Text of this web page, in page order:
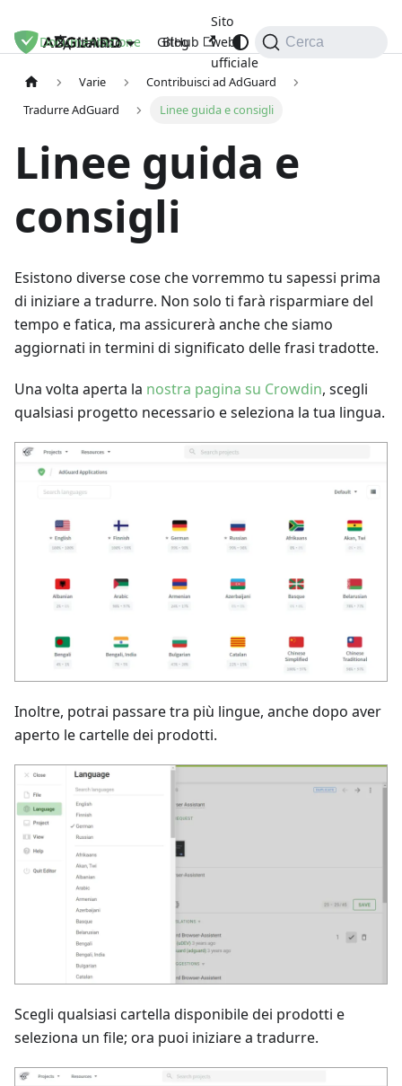
Documentazione Blog
Sito
web
ufficiale
Italiano GitHub Cerca
Varie
Contribuisci ad AdGuard
Tradurre AdGuard
Linee guida e consigli
Linee guida e
consigli
Esistono diverse cose che vorremmo tu sapessi prima
di iniziare a tradurre. Non solo ti farà risparmiare del
tempo e fatica, ma assicurerà anche che siamo
aggiornati in termini di significato delle frasi tradotte.
Una volta aperta la nostra pagina su Crowdin, scegli
qualsiasi progetto necessario e seleziona la tua lingua.
Inoltre, potrai passare tra più lingue, anche dopo aver
aperto le cartelle dei prodotti.
Scegli qualsiasi cartella disponibile dei prodotti e
seleziona un file; ora puoi iniziare a tradurre.